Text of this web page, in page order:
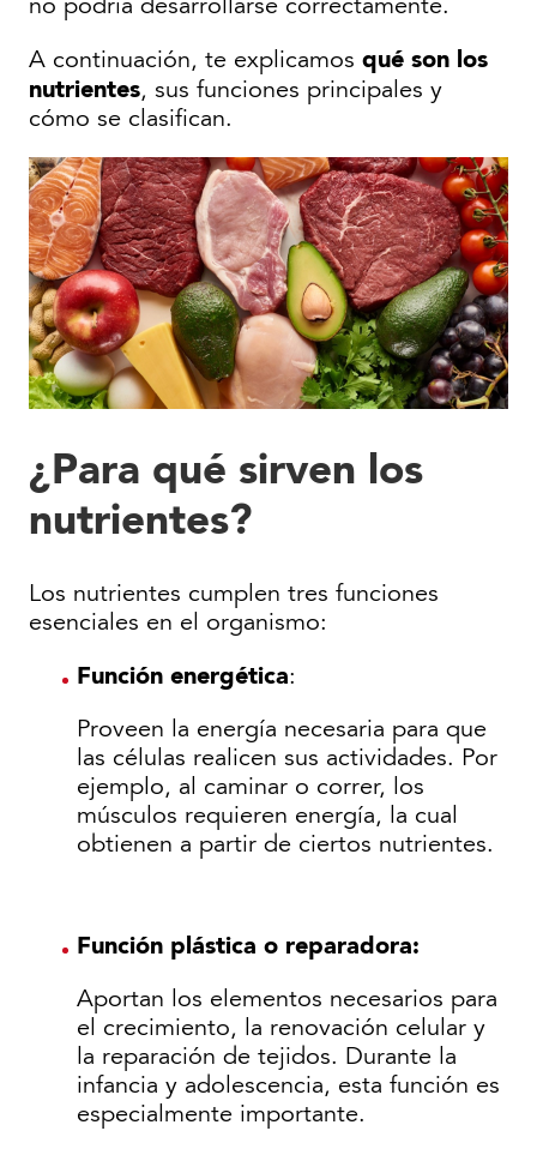
A continuación, te explicamos qué son los
nutrientes, sus funciones principales y
cómo se clasifican.
¿Para qué sirven los
nutrientes?
Los nutrientes cumplen tres funciones
esenciales en el organismo:
Función energética:
Proveen la energía necesaria para que
las células realicen sus actividades. Por
ejemplo, al caminar o correr, los
músculos requieren energía, la cual
obtienen a partir de ciertos nutrientes.
Función plástica o reparadora:
Aportan los elementos necesarios para
el crecimiento, la renovación celular y
la reparación de tejidos. Durante la
infancia y adolescencia, esta función es
especialmente importante.